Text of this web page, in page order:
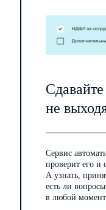
не
Сервис
проверит его и
А узнать,
есть ли
в любой